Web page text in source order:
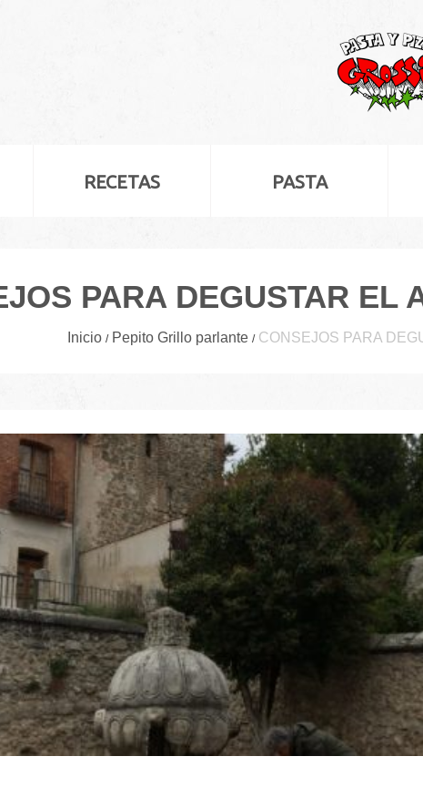
RECETAS PASTA
PARA DEGUSTAR EL
Inicio Pepito Grillo parlante CONSEJOS PARA